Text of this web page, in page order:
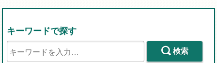
キーワードで探す
検索